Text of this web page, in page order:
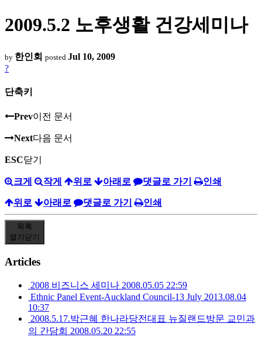
2009.5.2 노후생활 건강세미나
by 한인회 posted Jul 10, 2009
?
단축키
Prev이전 문서
Next다음 문서
ESC닫기
크게 작게 위로 아래로 댓글로 가기 인쇄
위로 아래로 댓글로 가기 인쇄
목록
열기 닫기
Articles
2008 비즈니스 세미나 2008.05.05 22:59
Ethnic Panel Event-Auckland Council-13 July 2013.08.04
10:37
2008.5.17.박근혜 한나라당전대표 뉴질랜드방문 교민과
의 간담회 2008.05.20 22:55